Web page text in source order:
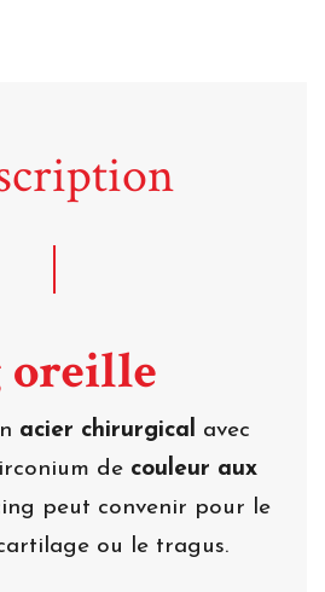
oreille
acier chirurgical
avec
de couleur aux
peut convenir pour le
ou le tragus.